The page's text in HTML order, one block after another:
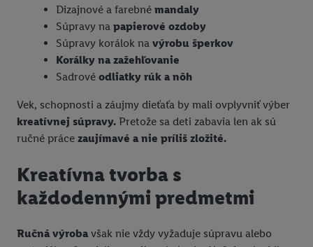
Dizajnové a farebné mandaly
Súpravy na papierové ozdoby
Súpravy korálok na výrobu šperkov
Korálky na zažehľovanie
Sadrové odliatky rúk a nôh
Vek, schopnosti a záujmy dieťaťa by mali ovplyvniť výber
kreatívnej súpravy. Pretože sa deti zabavia len ak sú
ručné práce zaujímavé a nie príliš zložité.
Kreatívna tvorba s
každodennými predmetmi
Ručná výroba však nie vždy vyžaduje súpravu alebo